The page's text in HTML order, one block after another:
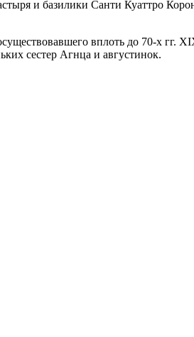
и базилики Санти Куаттро
вплоть до 70-х гг.
сестер Агнца и августинок.